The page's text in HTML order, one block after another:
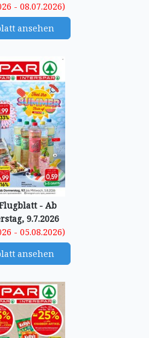
- 08.07.2026)
ansehen
Flugblatt - Ab
9.7.2026
- 05.08.2026)
ansehen